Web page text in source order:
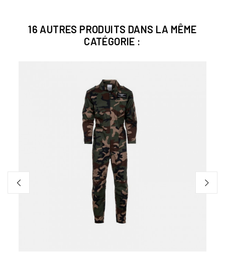
16 AUTRES PRODUITS DANS LA MÊME
CATÉGORIE :